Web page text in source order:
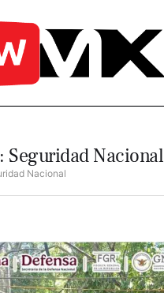
Seguridad Nacional
Nacional